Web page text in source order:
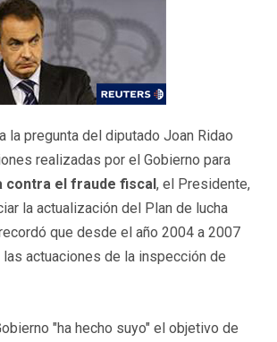
la pregunta del diputado Joan Ridao
realizadas por el Gobierno para
contra el fraude fiscal, el Presidente,
la actualización del Plan de lucha
que desde el año 2004 a 2007
actuaciones de la inspección de
"ha hecho suyo" el objetivo de